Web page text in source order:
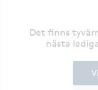
Det finns
nästa